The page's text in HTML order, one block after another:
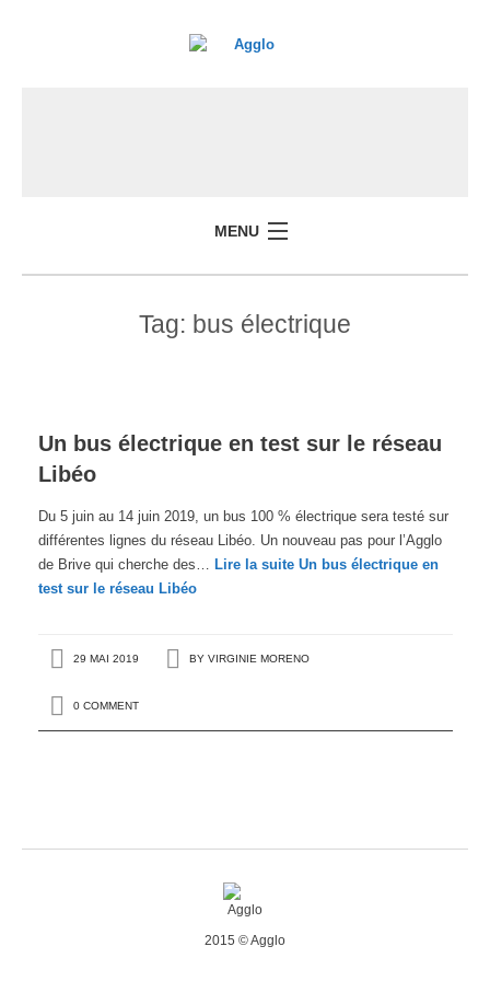
MENU
Tag: bus électrique
Un bus électrique en test sur le réseau
Libéo
Du 5 juin au 14 juin 2019, un bus 100 % électrique sera testé sur
différentes lignes du réseau Libéo. Un nouveau pas pour l’Agglo
de Brive qui cherche des… Lire la suiteUn bus électrique en
test sur le réseau Libéo
29 MAI 2019 BY VIRGINIE MORENO
0 COMMENT
2015 © Agglo